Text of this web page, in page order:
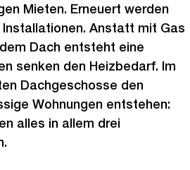
Mieten. Erneuert werden
Anstatt mit Gas
Dach entsteht eine
senken den Heizbedarf. Im
Dachgeschosse den
Wohnungen entstehen:
alles in allem drei